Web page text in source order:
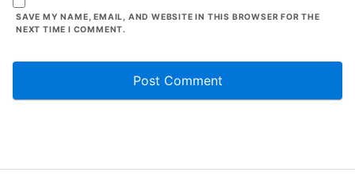
SAVE MY NAME, EMAIL, AND WEBSITE IN THIS BROWSER FOR THE
NEXT TIME I COMMENT.